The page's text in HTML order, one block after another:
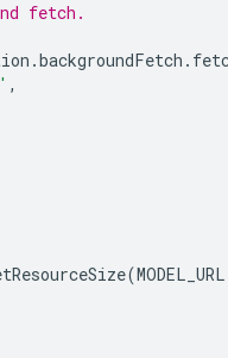
fetch.
.backgroundFetch .
,
(MODEL_URL